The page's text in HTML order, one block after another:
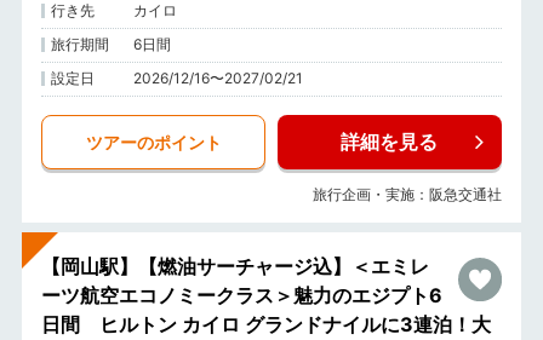
行き先
カイロ
旅行期間
6日間
設定日
2026/12/16〜2027/02/21
ツアーのポイント 詳細を見る
旅行企画・実施：阪急交通社
【岡山駅】【燃油サーチャージ込】＜エミレ
ーツ航空エコノミークラス＞魅力のエジプト6
日間 ヒルトン カイロ グランドナイルに3連泊！大